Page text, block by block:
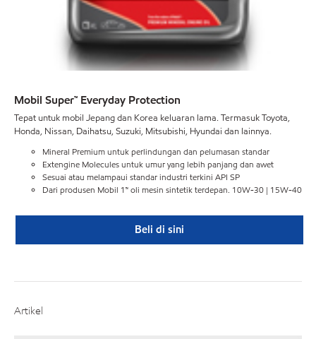
Mobil Super™ Everyday Protection
Tepat untuk mobil Jepang dan Korea keluaran lama. Termasuk Toyota,
Honda, Nissan, Daihatsu, Suzuki, Mitsubishi, Hyundai dan lainnya.
Mineral Premium untuk perlindungan dan pelumasan standar
Extengine Molecules untuk umur yang lebih panjang dan awet
Sesuai atau melampaui standar industri terkini API SP
Dari produsen Mobil 1™ oli mesin sintetik terdepan. 10W-30 | 15W-40
Beli di sini
Artikel